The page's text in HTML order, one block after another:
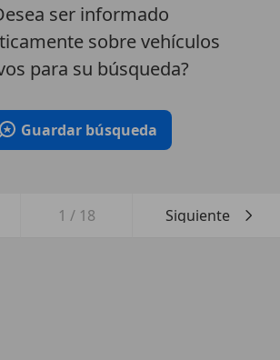
ser informado
sobre vehículos
para su búsqueda?
Guardar búsqueda
1 / 18 Siguiente